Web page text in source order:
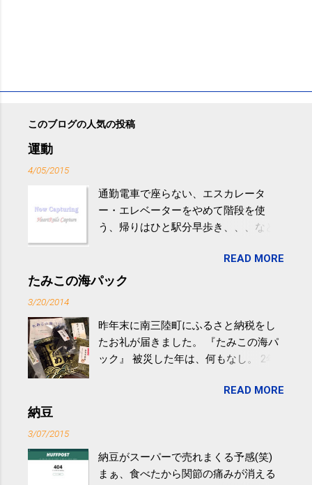
このブログの人気の投稿
運動
4/05/2015
通勤電車で座らない、エスカレータ
ー・エレベーターをやめて階段を使
う、帰りはひと駅分早歩き、、、など
やすい。 スポーツウェア・シューズで
するものだけが運動ではない。 食べ
けると改善する、との結果を筑波大の
研究チームが発表した。改善が期待で
きるのは、過度の飲酒が原因ではない
減らなくても効果があるという。 正田
波大「減量しなくても効果」 - ニュー
ス - アピタル（医療・健康）
READ MORE
たみこの海パック
3/20/2014
昨年末に南三陸町にふるさと納税をし
たお礼が届きました。 『たみこの海パ
ック』 被災した年は、何もなし。 2年
が『たみこの海パック』。 ボランティ
全く考えていなかったので、貰えると
少しづつ復興してる感が伝わってきて
READ MORE
納豆
3/07/2015
納豆がスーパーで売れまくる予感(笑)
まぁ、食べたから関節の痛みが消える